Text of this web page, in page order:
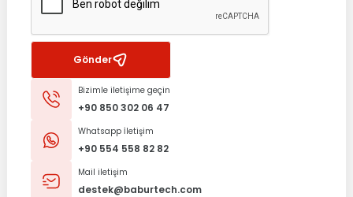
Gönder
Bizimle iletişime geçin
+90 850 302 06 47
Whatsapp İletişim
+90 554 558 82 82
Mail iletişim
destek@baburtech.com